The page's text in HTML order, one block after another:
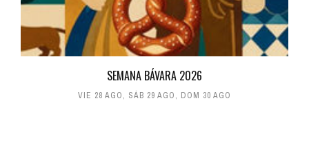
SEMANA BÁVARA 2026
VIE 28 AGO, SÁB 29 AGO, DOM 30 AGO